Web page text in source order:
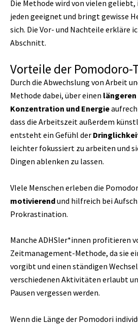
Die Methode wird von vielen
jeden geeignet und bringt gewisse
sich. Die Vor- und Nachteile erkläre
Abschnitt.
Vorteile der Pomodoro-
Durch die Abwechslung von Arbeit
Methode dabei, über einen
Konzentration und Energie
dass die Arbeitszeit außerdem
entsteht ein Gefühl der
leichter fokussiert zu arbeiten und
Dingen ablenken zu lassen.
VIele Menschen erleben die
motivierendund hilfreich bei
Prokrastination.
Manche ADHSler*innen profitieren
Zeitmanagement-Methode, da sie
vorgibt und einen ständigen
verschiedenen Aktivitäten erlaubt
Pausen vergessen werden.
Wenn die Länge der Pomodori